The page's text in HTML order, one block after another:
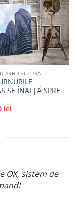
Adaugă
la
favorite
ARHITECTURĂ
SE ÎNALȚĂ SPRE
lei
OK, sistem de